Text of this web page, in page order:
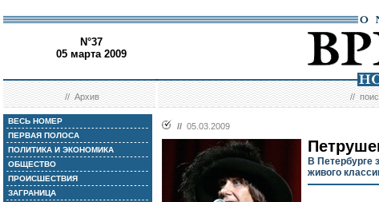
N°37
05 марта 2009
//Архив //
ВЕСЬ НОМЕР
ПЕРВАЯ ПОЛОСА
ПОЛИТИКА И ЭКОНОМИКА
ОБЩЕСТВО
ПРОИСШЕСТВИЯ
ЗАГРАНИЦА
// 05.03.2009
В Петербурге
живого